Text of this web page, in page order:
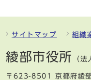
サイトマップ 組織
綾部市役所 （
〒623-8501 京都府綾